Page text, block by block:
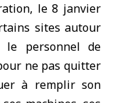
le 8 janvier
sites autour
le personnel de
ne pas quitter
à remplir son